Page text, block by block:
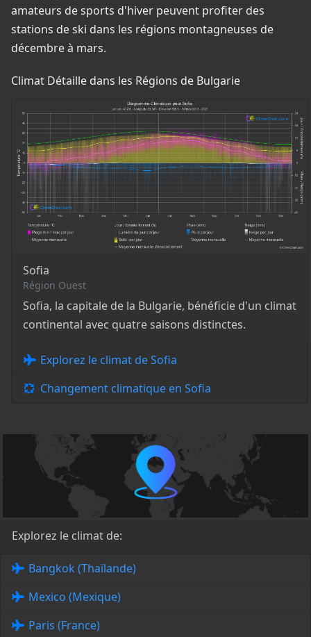
amateurs de sports d'hiver peuvent profiter des
stations de ski dans les régions montagneuses de
décembre à mars.
Climat Détaille dans les Régions de Bulgarie
Sofia
Région Ouest
Sofia, la capitale de la Bulgarie, bénéficie d'un climat
continental avec quatre saisons distinctes.
Explorez le climat de Sofia
Changement climatique en Sofia
Explorez le climat de:
Bangkok (Thaïlande)
Mexico (Mexique)
Paris (France)